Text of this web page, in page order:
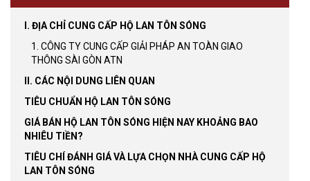
I. ĐỊA CHỈ CUNG CẤP HỘ LAN TÔN SÓNG
1. CÔNG TY CUNG CẤP GIẢI PHÁP AN TOÀN GIAO
THÔNG SÀI GÒN ATN
II. CÁC NỘI DUNG LIÊN QUAN
TIÊU CHUẨN HỘ LAN TÔN SÓNG
GIÁ BÁN HỘ LAN TÔN SÓNG HIỆN NAY KHOẢNG BAO
NHIÊU TIỀN?
TIÊU CHÍ ĐÁNH GIÁ VÀ LỰA CHỌN NHÀ CUNG CẤP HỘ
LAN TÔN SÓNG